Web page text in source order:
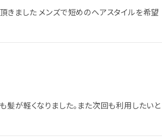
きました メンズで短めのヘアスタイルを希望
髪が軽くなりました。また次回も利用したいと